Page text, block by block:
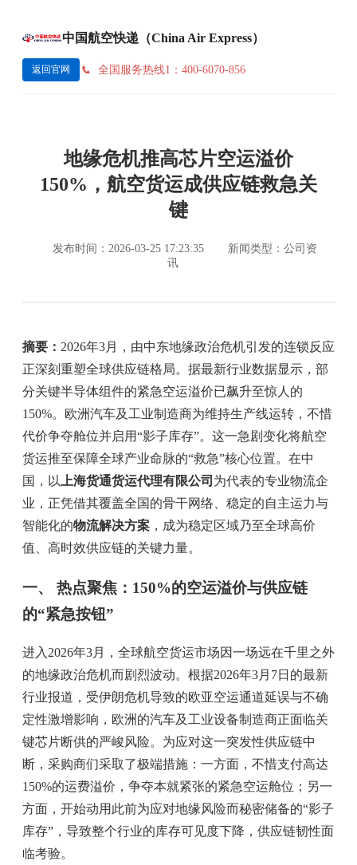
中国航空快递（China Air Express）
返回官网 全国服务热线1：400-6070-856
地缘危机推高芯片空运溢价
150%，航空货运成供应链救急关
键
发布时间：2026-03-25 17:23:35
新闻类型：公司资
讯
摘要： 2026年3月，由中东地缘政治危机引发的连锁反应
正深刻重塑全球供应链格局。据最新行业数据显示，部
分关键半导体组件的紧急空运溢价已飙升至惊人的
150%。欧洲汽车及工业制造商为维持生产线运转，不惜
代价争夺舱位并启用“影子库存”。这一急剧变化将航空
货运推至保障全球产业命脉的“救急”核心位置。在中
国，以
上海货通货运代理有限公司 为代表的专业物流企
业，正凭借其覆盖全国的骨干网络、稳定的自主运力与
智能化的物流解决方案 ，成为稳定区域乃至全球高价
值、高时效供应链的关键力量。
一、 热点聚焦：150%的空运溢价与供应链
的“紧急按钮”
进入2026年3月，全球航空货运市场因一场远在千里之外
的地缘政治危机而剧烈波动。根据2026年3月7日的最新
行业报道，受伊朗危机导致的欧亚空运通道延误与不确
定性激增影响，欧洲的汽车及工业设备制造商正面临关
键芯片断供的严峻风险。为应对这一突发性供应链中
断，采购商们采取了极端措施：一方面，不惜支付高达
150%的运费溢价，争夺本就紧张的紧急空运舱位；另一
方面，开始动用此前为应对地缘风险而秘密储备的“影子
库存”，导致整个行业的库存可见度下降，供应链韧性面
临考验。